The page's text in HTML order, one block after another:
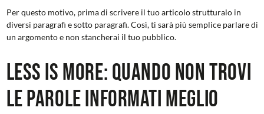
Per questo motivo, prima di scrivere il tuo articolo strutturalo in
diversi paragrafi e sotto paragrafi. Così, ti sarà più semplice parlare di
un argomento e non stancherai il tuo pubblico.
Less is more: quando non trovi
le parole informati meglio